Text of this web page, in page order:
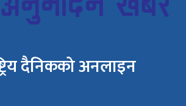
दैनिकको अनलाइन